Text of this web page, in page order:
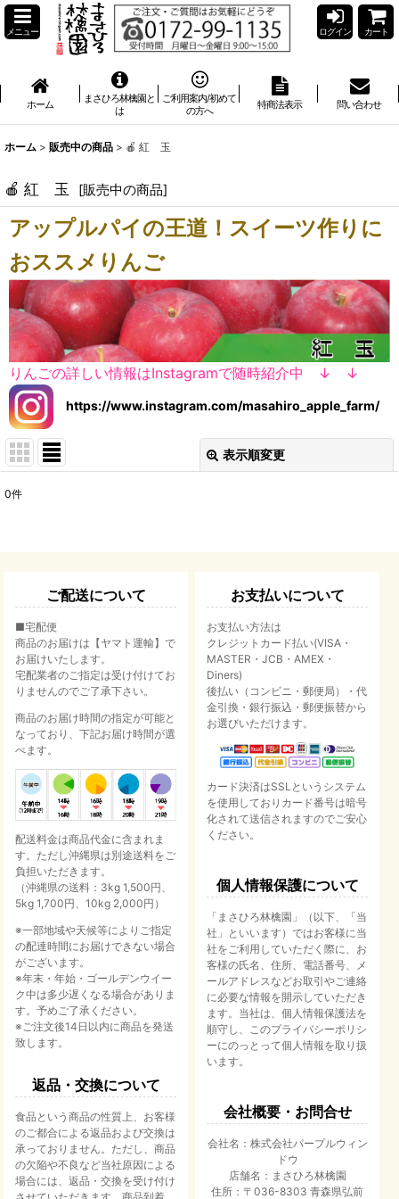
メニュー ログイン カート
ホーム
まさひろ林檎園と
は
ご利用案内/初めて
の方へ
特商法表示 問い合わせ
ホーム > 販売中の商品 > 🍎 紅 玉
🍎 紅 玉 [販売中の商品]
アップルパイの王道！スイーツ作りに
おススメりんご
りんごの詳しい情報はInstagramで随時紹介中 ↓ ↓
https://www.instagram.com/masahiro_apple_farm/
表示順変更
0件
ご配送について
■宅配便
商品のお届けは【ヤマト運輸】で
お届けいたします。
宅配業者のご指定は受け付けてお
りませんのでご了承下さい。
商品のお届け時間の指定が可能と
なっており、下記お届け時間が選
べます。
配送料金は商品代金に含まれま
す。ただし沖縄県は別途送料をご
負担いただきます。
（沖縄県の送料：3kg 1,500円、
5kg 1,700円、10kg 2,000円）
※一部地域や天候等によりご指定
の配達時間にお届けできない場合
がございます。
※年末・年始・ゴールデンウイー
ク中は多少遅くなる場合がありま
す。予めご了承ください。
※ご注文後14日以内に商品を発送
致します。
返品・交換について
食品という商品の性質上、お客様
のご都合による返品および交換は
承っておりません。ただし、商品
の欠陥や不良など当社原因による
場合には、返品・交換を受け付け
お支払いについて
お支払い方法は
クレジットカード払い(VISA・
MASTER・JCB・AMEX・
Diners)
後払い（コンビニ・郵便局）・代
金引換・銀行振込・郵便振替から
お選びいただけます。
カード決済はSSLというシステム
を使用しておりカード番号は暗号
化されて送信されますのでご安心
ください。
個人情報保護について
「まさひろ林檎園」（以下、「当
社」といいます）ではお客様に当
社をご利用していただく際に、お
客様の氏名、住所、電話番号、メ
ールアドレスなどお取引やご連絡
に必要な情報を開示していただき
ます。当社は、個人情報保護法を
順守し、このプライバシーポリシ
ーにのっとって個人情報を取り扱
います。
会社概要・お問合せ
会社名：株式会社パープルウィン
ドウ
店舗名：まさひろ林檎園
住所：〒036-8303 青森県弘前